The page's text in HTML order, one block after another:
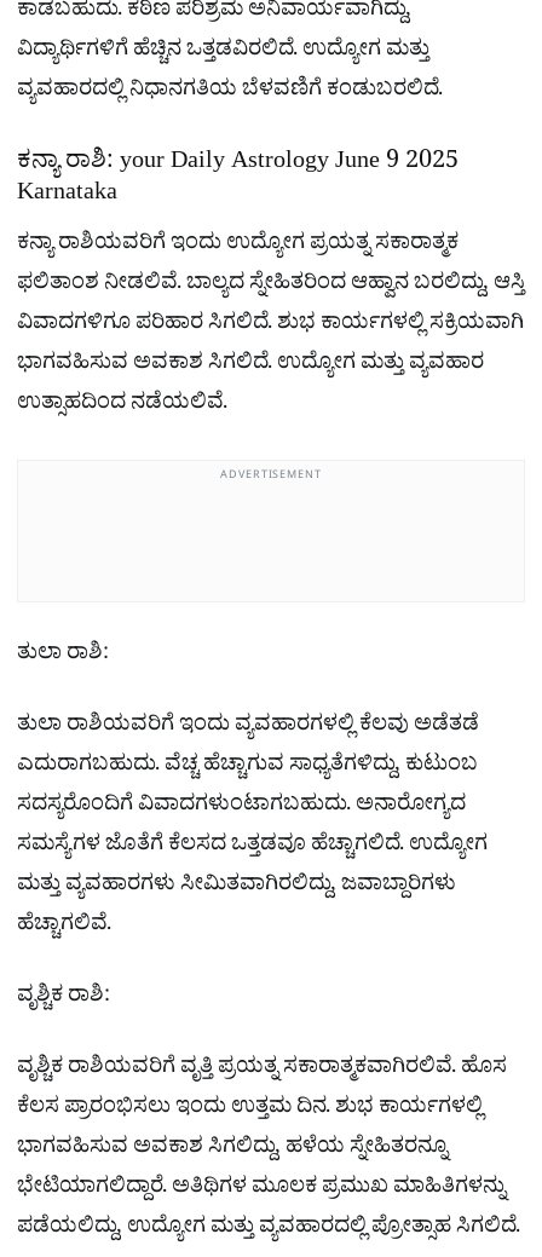
ಕಾಡಬಹುದು. ಕಠಿಣ ಪರಿಶ್ರಮ ಅನಿವಾರ್ಯವಾಗಿದ್ದು,
ವಿದ್ಯಾರ್ಥಿಗಳಿಗೆ ಹೆಚ್ಚಿನ ಒತ್ತಡವಿರಲಿದೆ. ಉದ್ಯೋಗ ಮತ್ತು
ವ್ಯವಹಾರದಲ್ಲಿ ನಿಧಾನಗತಿಯ ಬೆಳವಣಿಗೆ ಕಂಡುಬರಲಿದೆ.
ಕನ್ಯಾ ರಾಶಿ: your Daily Astrology June 9 2025
Karnataka
ಕನ್ಯಾ ರಾಶಿಯವರಿಗೆ ಇಂದು ಉದ್ಯೋಗ ಪ್ರಯತ್ನ ಸಕಾರಾತ್ಮಕ
ಫಲಿತಾಂಶ ನೀಡಲಿವೆ. ಬಾಲ್ಯದ ಸ್ನೇಹಿತರಿಂದ ಆಹ್ವಾನ ಬರಲಿದ್ದು, ಆಸ್ತಿ
ವಿವಾದಗಳಿಗೂ ಪರಿಹಾರ ಸಿಗಲಿದೆ. ಶುಭ ಕಾರ್ಯಗಳಲ್ಲಿ ಸಕ್ರಿಯವಾಗಿ
ಭಾಗವಹಿಸುವ ಅವಕಾಶ ಸಿಗಲಿದೆ. ಉದ್ಯೋಗ ಮತ್ತು ವ್ಯವಹಾರ
ಉತ್ಸಾಹದಿಂದ ನಡೆಯಲಿವೆ.
ADVERTISEMENT
ತುಲಾ ರಾಶಿ:
ತುಲಾ ರಾಶಿಯವರಿಗೆ ಇಂದು ವ್ಯವಹಾರಗಳಲ್ಲಿ ಕೆಲವು ಅಡೆತಡೆ
ಎದುರಾಗಬಹುದು. ವೆಚ್ಚ ಹೆಚ್ಚಾಗುವ ಸಾಧ್ಯತೆಗಳಿದ್ದು, ಕುಟುಂಬ
ಸದಸ್ಯರೊಂದಿಗೆ ವಿವಾದಗಳುಂಟಾಗಬಹುದು. ಅನಾರೋಗ್ಯದ
ಸಮಸ್ಯೆಗಳ ಜೊತೆಗೆ ಕೆಲಸದ ಒತ್ತಡವೂ ಹೆಚ್ಚಾಗಲಿದೆ. ಉದ್ಯೋಗ
ಮತ್ತು ವ್ಯವಹಾರಗಳು ಸೀಮಿತವಾಗಿರಲಿದ್ದು, ಜವಾಬ್ದಾರಿಗಳು
ಹೆಚ್ಚಾಗಲಿವೆ.
ವೃಶ್ಚಿಕ ರಾಶಿ:
ವೃಶ್ಚಿಕ ರಾಶಿಯವರಿಗೆ ವೃತ್ತಿ ಪ್ರಯತ್ನ ಸಕಾರಾತ್ಮಕವಾಗಿರಲಿವೆ. ಹೊಸ
ಕೆಲಸ ಪ್ರಾರಂಭಿಸಲು ಇಂದು ಉತ್ತಮ ದಿನ. ಶುಭ ಕಾರ್ಯಗಳಲ್ಲಿ
ಭಾಗವಹಿಸುವ ಅವಕಾಶ ಸಿಗಲಿದ್ದು, ಹಳೆಯ ಸ್ನೇಹಿತರನ್ನೂ
ಭೇಟಿಯಾಗಲಿದ್ದಾರೆ. ಅತಿಥಿಗಳ ಮೂಲಕ ಪ್ರಮುಖ ಮಾಹಿತಿಗಳನ್ನು
ಪಡೆಯಲಿದ್ದು, ಉದ್ಯೋಗ ಮತ್ತು ವ್ಯವಹಾರದಲ್ಲಿ ಪ್ರೋತ್ಸಾಹ ಸಿಗಲಿದೆ.